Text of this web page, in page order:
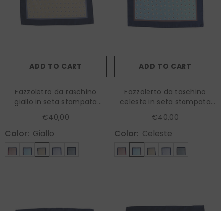
ADD TO CART
Fazzoletto da taschino
giallo in seta stampata
€40,00
Color: Giallo
ADD TO CART
Fazzoletto da taschino
celeste in seta stampata
€40,00
Color: Celeste